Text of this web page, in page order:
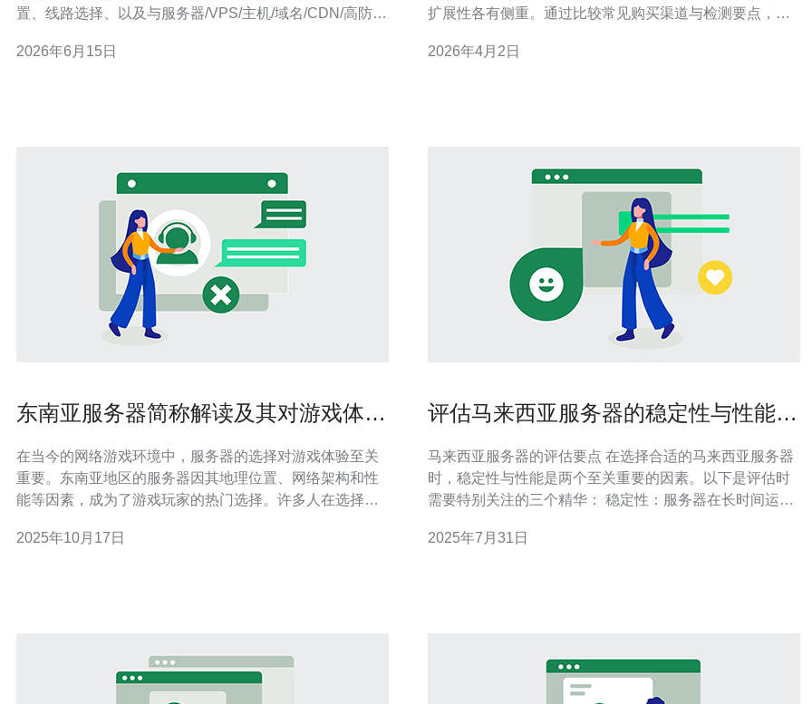
置、线路选择、以及与服务器/VPS/主机/域名/CDN/高防相
件安装与基础设置。安装迅游后，确保使用最新版客户端
2026年6月15日
扩展性各有侧重。通过比较常见购买渠道与检测要点，你
择。 哪里能买到更划算的二手服务器或新品服务器？ 在马
2026年4月2日
东南亚服务器简称解读及其对游戏体验
在当今的网络游戏环境中，服务器的选择对游戏体验至关
重要。东南亚地区的服务器因其地理位置、网络架构和性
能等因素，成为了游戏玩家的热门选择。许多人在选择服
文将探讨东南亚服务器的简称及其对游戏体验的影响，帮
2025年10月17日
评估马来西亚服务器的稳定性与性能表
马来西亚服务器的评估要点 在选择合适的马来西亚服务器
时，稳定性与性能是两个至关重要的因素。以下是评估时
需要特别关注的三个精华： 稳定性：服务器在长时间运行
支持：服务器提供商的响应速度和技术能力。 随着互联网
2025年7月31日